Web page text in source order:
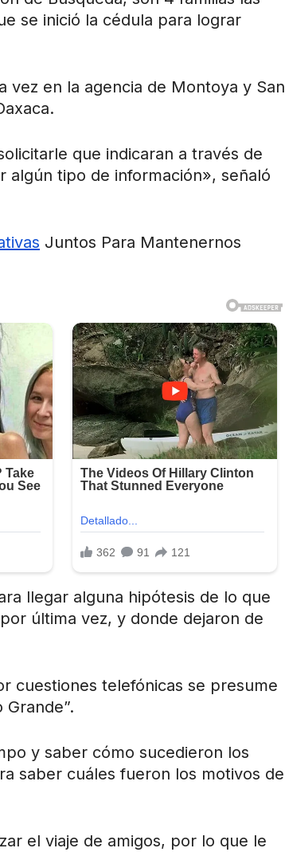
se inició la cédula para lograr
vez en la agencia de Montoya y San
que indicaran a través de
algún tipo de información», señaló
Juntos Para Mantenernos
llegar alguna hipótesis de lo que
última vez, y donde dejaron de
cuestiones telefónicas se presume
y saber cómo sucedieron los
saber cuáles fueron los motivos de
el viaje de amigos, por lo que le